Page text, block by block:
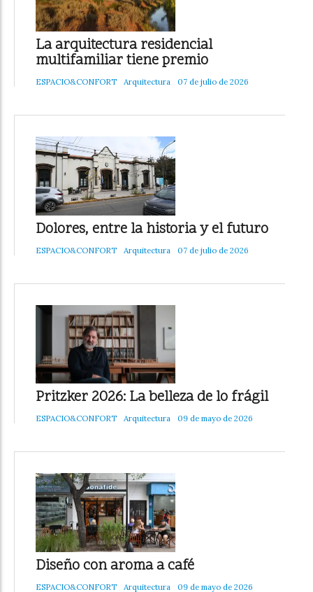
La arquitectura residencial
multifamiliar tiene premio
ESPACIO&CONFORT Arquitectura 07 de julio de 2026
Dolores, entre la historia y el futuro
ESPACIO&CONFORT Arquitectura 07 de julio de 2026
Pritzker 2026: La belleza de lo frágil
ESPACIO&CONFORT Arquitectura 09 de mayo de 2026
Diseño con aroma a café
ESPACIO&CONFORT Arquitectura 09 de mayo de 2026